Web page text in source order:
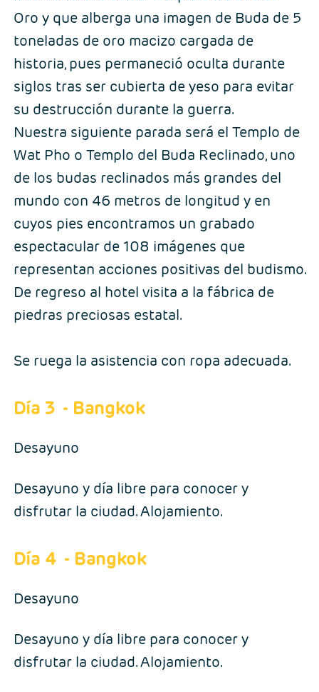
Oro y que alberga una imagen de Buda de 5
toneladas de oro macizo cargada de
historia, pues permaneció oculta durante
siglos tras ser cubierta de yeso para evitar
su destrucción durante la guerra.
Nuestra siguiente parada será el Templo de
Wat Pho o Templo del Buda Reclinado, uno
de los budas reclinados más grandes del
mundo con 46 metros de longitud y en
cuyos pies encontramos un grabado
espectacular de 108 imágenes que
representan acciones positivas del budismo.
De regreso al hotel visita a la fábrica de
piedras preciosas estatal.
Se ruega la asistencia con ropa adecuada.
Día 3 - Bangkok
Desayuno
Desayuno y día libre para conocer y
disfrutar la ciudad. Alojamiento.
Día 4 - Bangkok
Desayuno
Desayuno y día libre para conocer y
disfrutar la ciudad. Alojamiento.